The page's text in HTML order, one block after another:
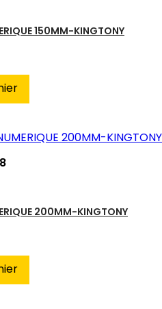
150MM-KINGTONY
200MM-KINGTONY